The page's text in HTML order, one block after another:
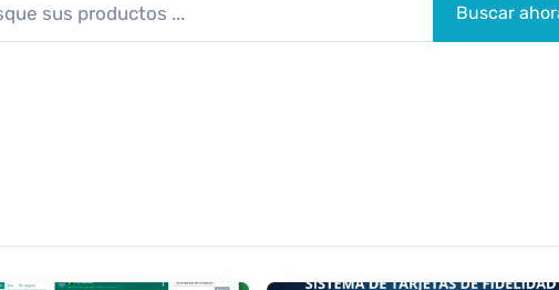
Buscar